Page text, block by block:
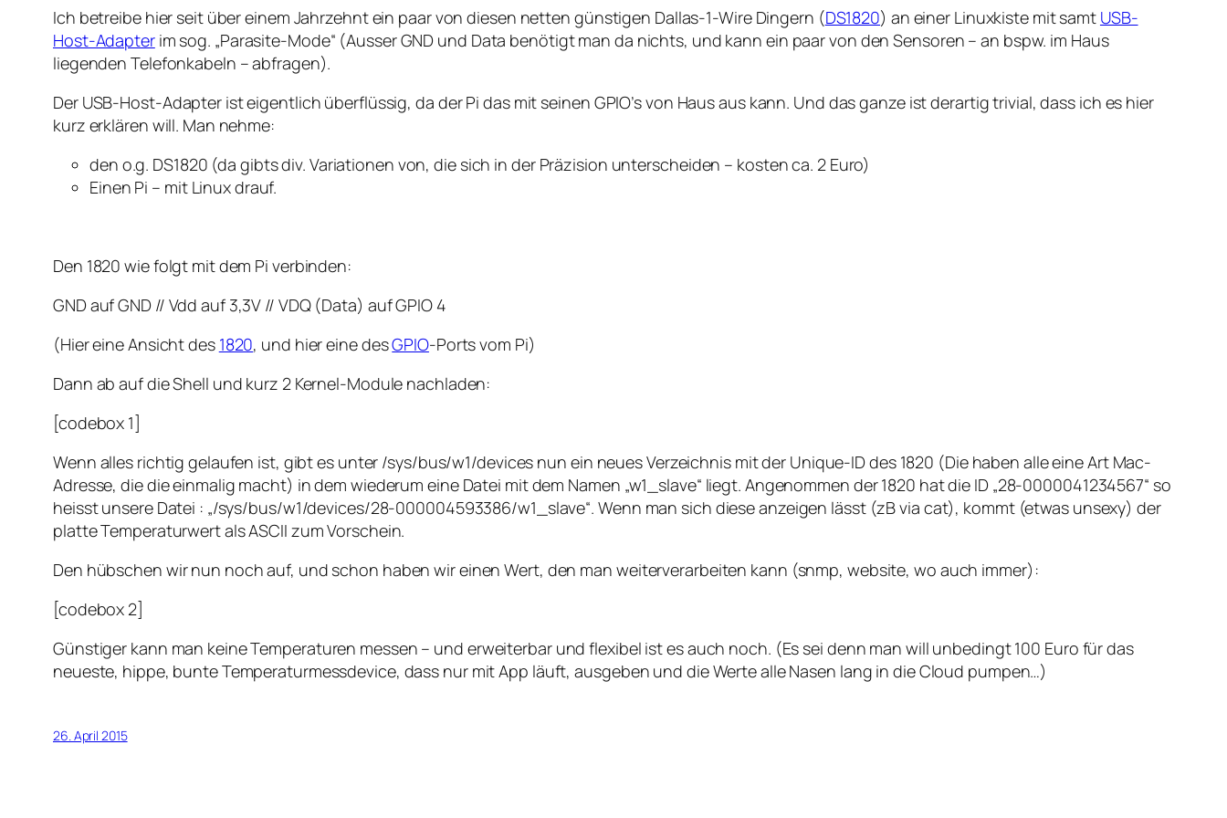
Ich betreibe hier seit über einem Jahrzehnt ein paar von diesen netten günstigen Dallas-1-Wire Dingern (DS1820) an einer Linuxkiste mit samt USB-
Host-Adapterim sog. „Parasite-Mode“ (Ausser GND und Data benötigt man da nichts, und kann ein paar von den Sensoren – an bspw. im Haus
liegenden Telefonkabeln – abfragen).
Der USB-Host-Adapter ist eigentlich überflüssig, da der Pi das mit seinen GPIO’s von Haus aus kann. Und das ganze ist derartig trivial, dass ich es hier
kurz erklären will. Man nehme:
den o.g. DS1820 (da gibts div. Variationen von, die sich in der Präzision unterscheiden – kosten ca. 2 Euro)
Einen Pi – mit Linux drauf.
Den 1820 wie folgt mit dem Pi verbinden:
GND auf GND // Vdd auf 3,3V // VDQ (Data) auf GPIO 4
(Hier eine Ansicht des 1820, und hier eine desGPIO-Ports vom Pi)
Dann ab auf die Shell und kurz 2 Kernel-Module nachladen:
[codebox 1]
Wenn alles richtig gelaufen ist, gibt es unter /sys/bus/w1/devices nun ein neues Verzeichnis mit der Unique-ID des 1820 (Die haben alle eine Art Mac-
Adresse, die die einmalig macht) in dem wiederum eine Datei mit dem Namen „w1_slave“ liegt. Angenommen der 1820 hat die ID „28-0000041234567“ so
heisst unsere Datei : „/sys/bus/w1/devices/28-000004593386/w1_slave“. Wenn man sich diese anzeigen lässt (zB via cat), kommt (etwas unsexy) der
platte Temperaturwert als ASCII zum Vorschein.
Den hübschen wir nun noch auf, und schon haben wir einen Wert, den man weiterverarbeiten kann (snmp, website, wo auch immer):
[codebox 2]
Günstiger kann man keine Temperaturen messen – und erweiterbar und flexibel ist es auch noch. (Es sei denn man will unbedingt 100 Euro für das
neueste, hippe, bunte Temperaturmessdevice, dass nur mit App läuft, ausgeben und die Werte alle Nasen lang in die Cloud pumpen…)
26. April 2015